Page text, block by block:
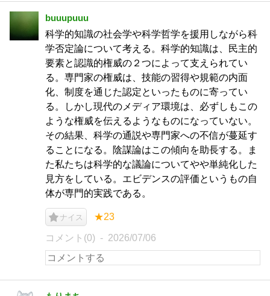
buuupuuu
科学的知識の社会学や科学哲学を援用しながら科
学否定論について考える。科学的知識は、民主的
要素と認識的権威の２つによって支えられてい
る。専門家の権威は、技能の習得や規範の内面
化、制度を通じた認定といったものに寄ってい
る。しかし現代のメディア環境は、必ずしもこの
ような権威を伝えるようなものになっていない。
その結果、科学の通説や専門家への不信が蔓延す
ることになる。陰謀論はこの傾向を助長する。ま
た私たちは科学的な議論についてやや単純化した
見方をしている。エビデンスの評価というもの自
体が専門的実践である。
ナイス ★23
コメント(0) 2026/07/06